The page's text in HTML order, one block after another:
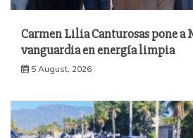
Carmen Lilia Canturosas pone a
vanguardia en energía limpia
5 August, 2026